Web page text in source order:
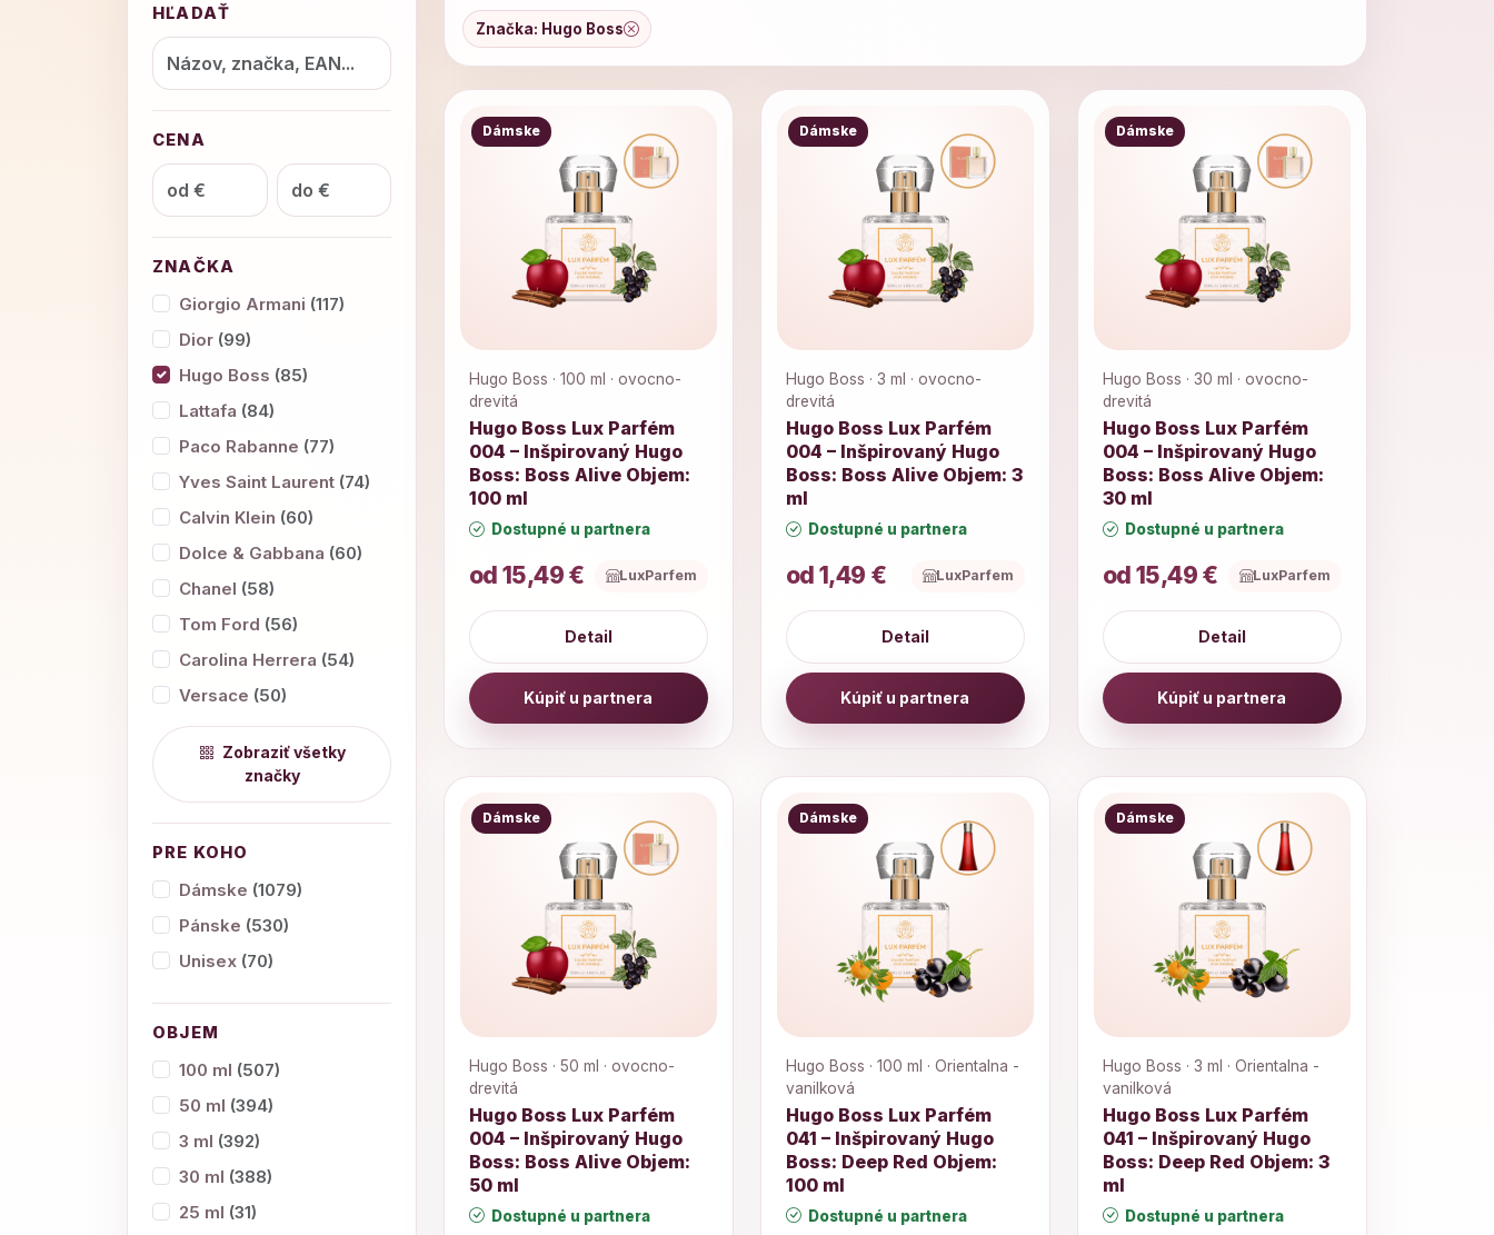
HĽADAŤ
CENA
ZNAČKA
Giorgio Armani (117)
Dior (99)
Hugo Boss (85)
Lattafa (84)
Paco Rabanne (77)
Yves Saint Laurent (74)
Calvin Klein (60)
Dolce & Gabbana (60)
Chanel (58)
Tom Ford (56)
Carolina Herrera (54)
Versace (50)
Zobraziť všetky
značky
PRE KOHO
Dámske (1079)
Pánske (530)
Unisex (70)
OBJEM
100 ml (507)
50 ml (394)
3 ml (392)
30 ml (388)
25 ml (31)
Značka: Hugo Boss
Dámske
Hugo Boss · 100 ml · ovocno-
drevitá
Hugo Boss Lux Parfém
004 – Inšpirovaný Hugo
Boss: Boss Alive Objem:
100 ml
Dostupné u partnera
od 15,49 € LuxParfem
Detail
Kúpiť u partnera
Dámske
Hugo Boss · 3 ml · ovocno-
drevitá
Hugo Boss Lux Parfém
004 – Inšpirovaný Hugo
Boss: Boss Alive Objem: 3
ml
Dostupné u partnera
od 1,49 € LuxParfem
Detail
Kúpiť u partnera
Dámske
Hugo Boss · 30 ml · ovocno-
drevitá
Hugo Boss Lux Parfém
004 – Inšpirovaný Hugo
Boss: Boss Alive Objem:
30 ml
Dostupné u partnera
od 15,49 € LuxParfem
Detail
Kúpiť u partnera
Dámske
Hugo Boss · 50 ml · ovocno-
drevitá
Hugo Boss Lux Parfém
004 – Inšpirovaný Hugo
Boss: Boss Alive Objem:
50 ml
Dostupné u partnera
Dámske
Hugo Boss · 100 ml · Orientalna -
vanilková
Hugo Boss Lux Parfém
041 – Inšpirovaný Hugo
Boss: Deep Red Objem:
100 ml
Dostupné u partnera
Dámske
Hugo Boss · 3 ml · Orientalna -
vanilková
Hugo Boss Lux Parfém
041 – Inšpirovaný Hugo
Boss: Deep Red Objem: 3
ml
Dostupné u partnera